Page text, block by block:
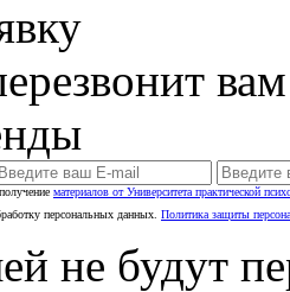
материалов от Университета практической
персональных данных. Политика защиты
не будут